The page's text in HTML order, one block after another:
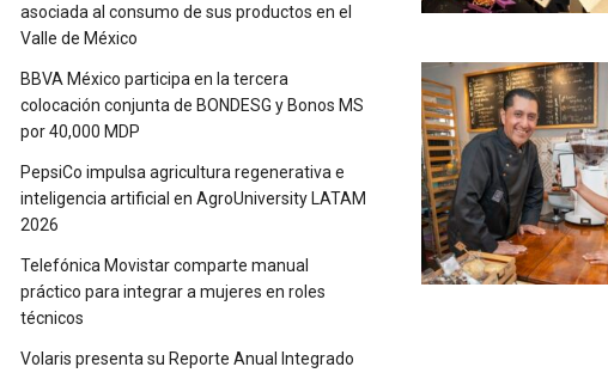
asociada al consumo de sus productos en el
Valle de México
BBVA México participa en la tercera
colocación conjunta de BONDESG y Bonos MS
por 40,000 MDP
PepsiCo impulsa agricultura regenerativa e
inteligencia artificial en AgroUniversity LATAM
2026
Telefónica Movistar comparte manual
práctico para integrar a mujeres en roles
técnicos
Volaris presenta su Reporte Anual Integrado